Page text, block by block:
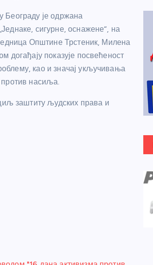
Београду је одржана
сигурне, оснажене“, на
Општине Трстеник, Милена
догађају показује посвећеност
као и значај укључивања
против насиља.
заштиту људских права и